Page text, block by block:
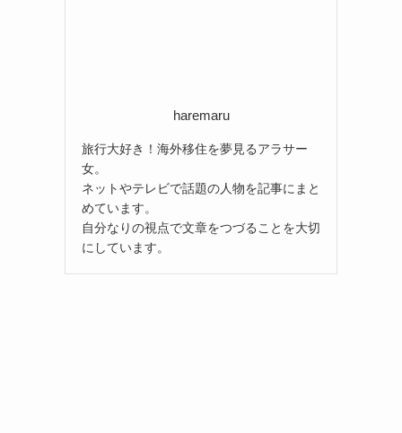
haremaru
旅行大好き！海外移住を夢見るアラサー
女。
ネットやテレビで話題の人物を記事にまと
めています。
自分なりの視点で文章をつづることを大切
にしています。